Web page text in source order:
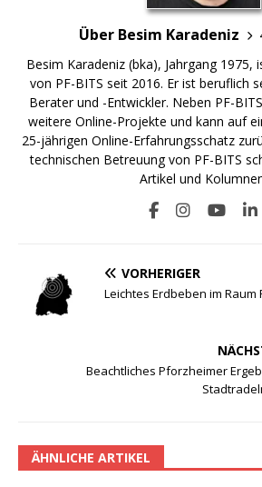
Über Besim Karadeniz
Besim Karadeniz (bka), Jahrgang 1975,
von PF-BITS seit 2016. Er ist beruflich
Berater und -Entwickler. Neben PF-
weitere Online-Projekte und kann auf
25-jährigen Online-Erfahrungsschatz
technischen Betreuung von PF-BITS
Artikel und
VORHERIGER
Leichtes Erdbeben im Raum
Beachtliches Pforzheimer
ÄHNLICHE ARTIKEL